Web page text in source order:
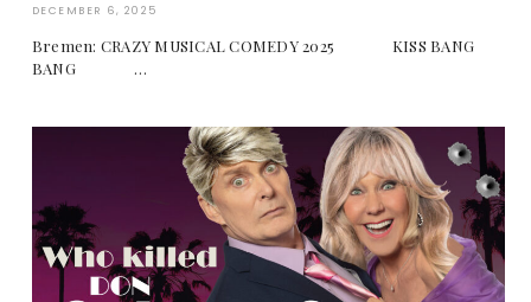
DECEMBER 6, 2025
Bremen: CRAZY MUSICAL COMEDY 2025 KISS BANG
BANG …